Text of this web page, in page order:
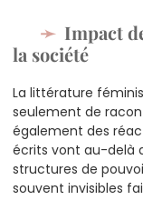
Impact
la société
La littérature
seulement de
également des
écrits vont au-delà
structures de
souvent invisibles